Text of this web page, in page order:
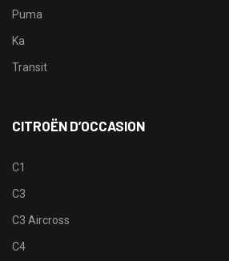
Puma
Ka
Transit
CITROËN D’OCCASION
C1
C3
C3 Aircross
C4